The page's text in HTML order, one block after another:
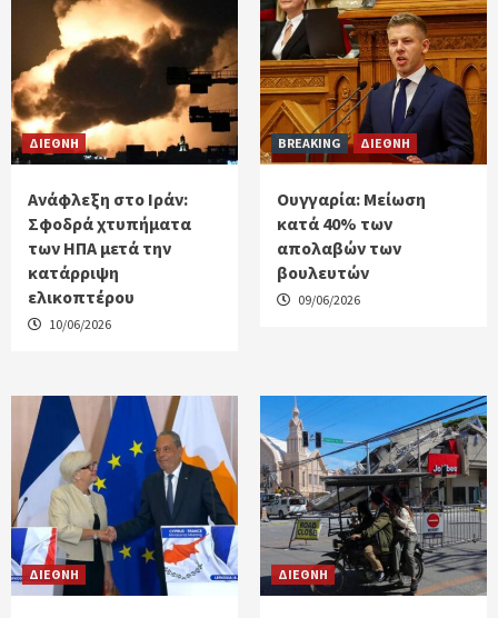
ΔΙΕΘΝΗ
Ανάφλεξη στο Ιράν:
Σφοδρά χτυπήματα
των ΗΠΑ μετά την
κατάρριψη
ελικοπτέρου
10/06/2026
BREAKING ΔΙΕΘΝΗ
Ουγγαρία: Μείωση
κατά 40% των
απολαβών των
βουλευτών
09/06/2026
ΔΙΕΘΝΗ ΔΙΕΘΝΗ